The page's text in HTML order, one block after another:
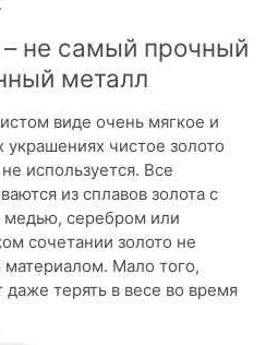
не самый прочный
металл
виде очень мягкое и
чистое золото
используется. Все
из сплавов золота с
серебром или
сочетании золото не
Мало того,
терять в весе во время